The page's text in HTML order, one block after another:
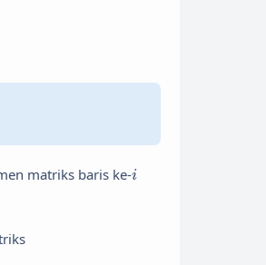
matriks baris ke-i
i